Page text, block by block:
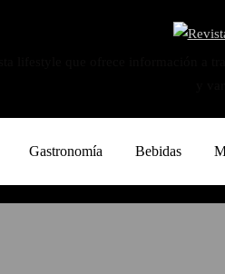
Gastronomía Bebidas